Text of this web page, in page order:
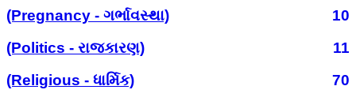
(Pregnancy - ગર્ભાવસ્થા)
10
(Politics - રાજકારણ)
11
(Religious - ધાર્મિક)
70